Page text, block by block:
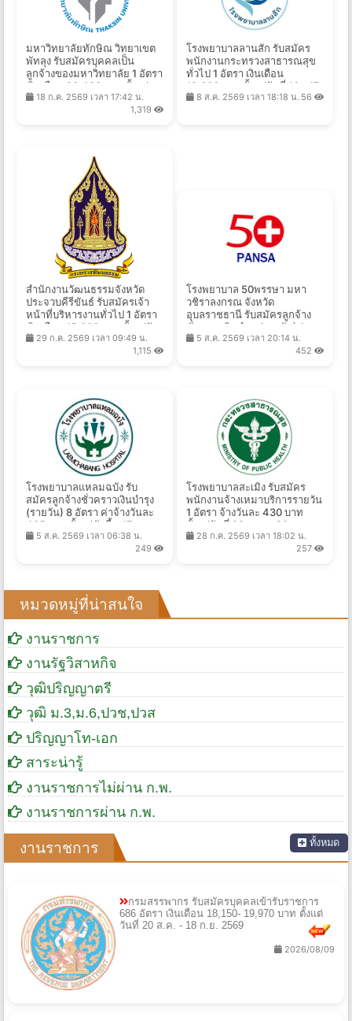
มหาวิทยาลัยทักษิณ วิทยาเขต
พัทลุง รับสมัครบุคคลเป็น
ลูกจ้างของมหาวิทยาลัย 1 อัตรา
เงินเดือน 20,480 บาท ตั้งแต่
บัดนี้ - 11 ส.ค. 2569
18 ก.ค. 2569 เวลา 17:42 น.
1,319
โรงพยาบาลลานสัก รับสมัคร
พนักงานกระทรวงสาธารณสุข
ทั่วไป 1 อัตรา เงินเดือน
18,000 บาท ตั้งแต่วันที่ 10 - 17
ส.ค. 2569
8 ส.ค. 2569 เวลา 18:18 น. 56
สำนักงานวัฒนธรรมจังหวัด
ประจวบคีรีขันธ์ รับสมัครเจ้า
หน้าที่บริหารงานทั่วไป 1 อัตรา
เงินเดือน 15,000 บาท ตั้งแต่วัน
ที่ 27 ก.ค. - 13 ส.ค. 2569
29 ก.ค. 2569 เวลา 09:49 น.
1,115
โรงพยาบาล 50พรรษา มหา
วชิราลงกรณ จังหวัด
อุบลราชธานี รับสมัครลูกจ้าง
ชั่วคราวเงินบำรุง(รายวัน) 1
อัตรา จ้างวันละ 305 บาท ตั้งแต่
5 ส.ค. 2569 เวลา 20:14 น.
452
โรงพยาบาลแหลมฉบัง รับ
สมัครลูกจ้างชั่วคราวเงินบำรุง
(รายวัน) 8 อัตรา ค่าจ้างวันละ
435 บาท ตั้งแต่บัดนี้ - 17 ส.ค.
25695 ส.ค. 2569 เวลา 06:38 น.
249
โรงพยาบาลสะเมิง รับสมัคร
พนักงานจ้างเหมาบริการรายวัน
1 อัตรา จ้างวันละ 430 บาท
ตั้งแต่วันที่ 23 ก.ค. - 20 ส.ค.
2569
28 ก.ค. 2569 เวลา 18:02 น.
257
หมวดหมู่ที่น่าสนใจ
งานราชการ
งานรัฐวิสาหกิจ
วุฒิปริญญาตรี
วุฒิ ม.3,ม.6,ปวช,ปวส
ปริญญาโท-เอก
สาระน่ารู้
งานราชการไม่ผ่าน ก.พ.
งานราชการผ่าน ก.พ.
งานราชการ ทั้งหมด
กรมสรรพากร รับสมัครบุคคลเข้ารับราชการ
686 อัตรา เงินเดือน 18,150- 19,970 บาท ตั้งแต่
วันที่ 20 ส.ค. - 18 ก.ย. 2569
2026/08/09